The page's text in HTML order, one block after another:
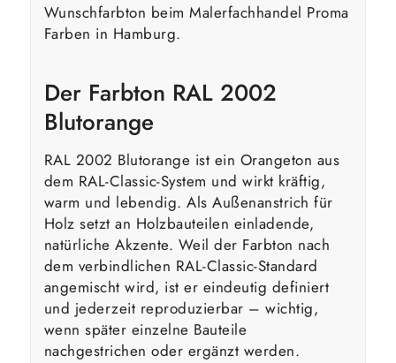
Wunschfarbton beim Malerfachhandel Proma
Farben in Hamburg.
Der Farbton RAL 2002
Blutorange
RAL 2002 Blutorange ist ein Orangeton aus
dem RAL-Classic-System und wirkt kräftig,
warm und lebendig. Als Außenanstrich für
Holz setzt an Holzbauteilen einladende,
natürliche Akzente. Weil der Farbton nach
dem verbindlichen RAL-Classic-Standard
angemischt wird, ist er eindeutig definiert
und jederzeit reproduzierbar – wichtig,
wenn später einzelne Bauteile
nachgestrichen oder ergänzt werden.